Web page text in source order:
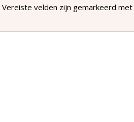
Vereiste velden zijn gemarkeerd met